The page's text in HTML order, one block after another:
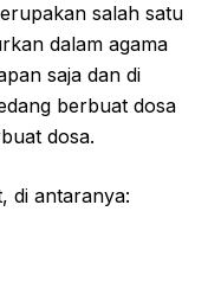
salah satu
dalam agama
saja dan di
berbuat dosa
dosa.
di antaranya: